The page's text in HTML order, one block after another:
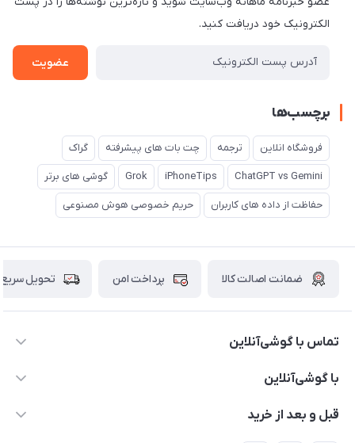
الکترونیک خود دریافت کنید.
عضویت
برچسب‌ها
فروشگاه انلاین ترجمه چت بات های پیشرفته گراک
ChatGPT vs Gemini
iPhoneTips
Grok گوشی های برتر
حفاظت از داده های کاربران حریم خصوصی هوش مصنوعی
ضمانت اصالت کالا پرداخت امن تحویل سریع
تماس با گوشی‌آنلاین
۰۲۱91001221
با گوشی‌آنلاین
درباره ما
قبل و بعد از خرید